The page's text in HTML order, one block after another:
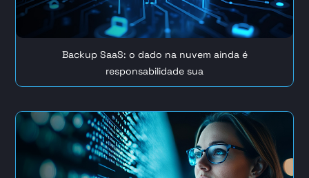
Backup SaaS: o dado na nuvem ainda é
responsabilidade sua